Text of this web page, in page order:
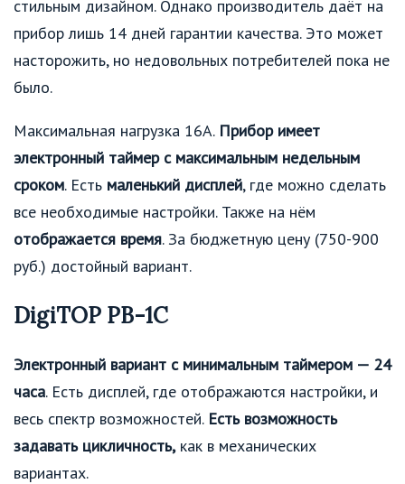
стильным дизайном. Однако производитель даёт на
прибор лишь 14 дней гарантии качества. Это может
насторожить, но недовольных потребителей пока не
было.
Максимальная нагрузка 16А. Прибор имеет
электронный таймер с максимальным недельным
сроком. Есть маленький дисплей, где можно сделать
все необходимые настройки. Также на нём
отображается время. За бюджетную цену (750-900
руб.) достойный вариант.
DigiTOP PB-1C
Электронный вариант с минимальным таймером — 24
часа. Есть дисплей, где отображаются настройки, и
весь спектр возможностей. Есть возможность
задавать цикличность, как в механических
вариантах.